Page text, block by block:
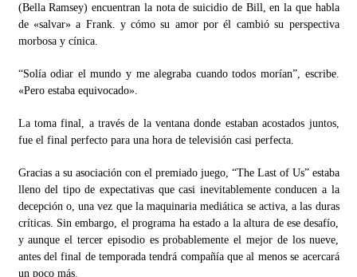
(Bella Ramsey) encuentran la nota de suicidio de Bill, en la que habla
de «salvar» a Frank. y cómo su amor por él cambió su perspectiva
morbosa y cínica.
“Solía ​​odiar el mundo y me alegraba cuando todos morían”, escribe.
«Pero estaba equivocado».
La toma final, a través de la ventana donde estaban acostados juntos,
fue el final perfecto para una hora de televisión casi perfecta.
Gracias a su asociación con el premiado juego, “The Last of Us” estaba
lleno del tipo de expectativas que casi inevitablemente conducen a la
decepción o, una vez que la maquinaria mediática se activa, a las duras
críticas. Sin embargo, el programa ha estado a la altura de ese desafío,
y aunque el tercer episodio es probablemente el mejor de los nueve,
antes del final de temporada tendrá compañía que al menos se acercará
un poco más.